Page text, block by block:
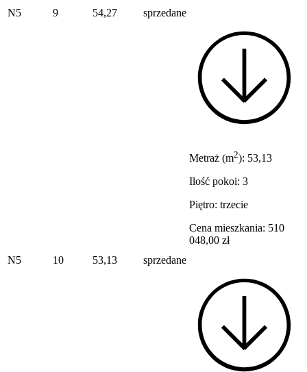
N5 9 54,27 sprzedane
N5 10 53,13 sprzedane
Metraż (m2): 53,13
Ilość pokoi: 3
Piętro: trzecie
Cena mieszkania: 510
048,00 zł